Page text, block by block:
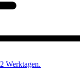
Werktagen.